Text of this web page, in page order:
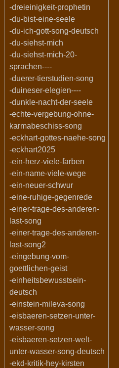
-dreieinigkeit-prophetin
-du-bist-eine-seele
-du-ich-gott-song-deutsch
-du-siehst-mich
-du-siehst-mich-20-
sprachen----
-duerer-tierstudien-song
-duineser-elegien----
-dunkle-nacht-der-seele
-echte-vergebung-ohne-
karmabeschiss-song
-eckhart-gottes-naehe-song
-eckhart2025
-ein-herz-viele-farben
-ein-name-viele-wege
-ein-neuer-schwur
-eine-ruhige-gegenrede
-einer-trage-des-anderen-
last-song
-einer-trage-des-anderen-
last-song2
-eingebung-vom-
goettlichen-geist
-einheitsbewusstsein-
deutsch
-einstein-mileva-song
-eisbaeren-setzen-unter-
wasser-song
-eisbaeren-setzen-welt-
unter-wasser-song-deutsch
-ekd-kritik-hey-kirsten